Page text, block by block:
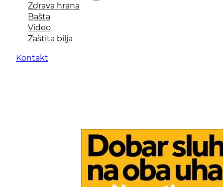
Zdrava hrana
Bašta
Video
Zaštita bilja
Kontakt